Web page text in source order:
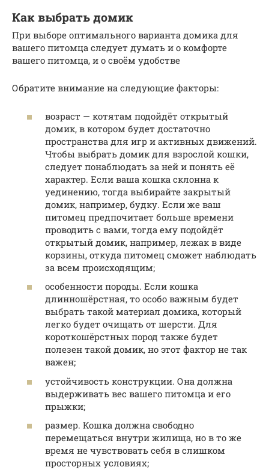
Как выбрать домик
При выборе оптимального варианта домика для
вашего питомца следует думать и о комфорте
вашего питомца, и о своём удобстве
Обратите внимание на следующие факторы:
возраст — котятам подойдёт открытый
домик, в котором будет достаточно
пространства для игр и активных движений.
Чтобы выбрать домик для взрослой кошки,
следует понаблюдать за ней и понять её
характер. Если ваша кошка склонна к
уединению, тогда выбирайте закрытый
домик, например, будку. Если же ваш
питомец предпочитает больше времени
проводить с вами, тогда ему подойдёт
открытый домик, например, лежак в виде
корзины, откуда питомец сможет наблюдать
за всем происходящим;
особенности породы. Если кошка
длинношёрстная, то особо важным будет
выбрать такой материал домика, который
легко будет очищать от шерсти. Для
короткошёрстных пород также будет
полезен такой домик, но этот фактор не так
важен;
устойчивость конструкции. Она должна
выдерживать вес вашего питомца и его
прыжки;
размер. Кошка должна свободно
перемещаться внутри жилища, но в то же
время не чувствовать себя в слишком
просторных условиях;